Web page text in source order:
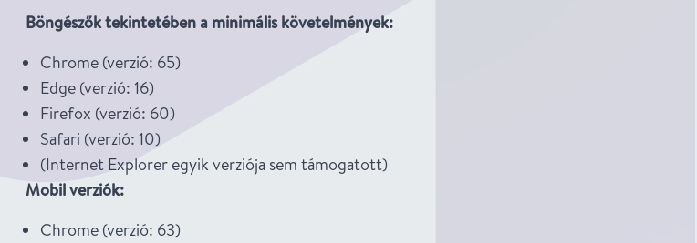
Böngészők tekintetében a minimális követelmények:
Chrome (verzió: 65)
Edge (verzió: 16)
Firefox (verzió: 60)
Safari (verzió: 10)
(Internet Explorer egyik verziója sem támogatott)
Mobil verziók:
Chrome (verzió: 63)